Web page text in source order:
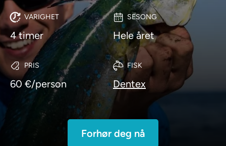
VARIGHET
4 timer
SESONG
Hele året
PRIS
60 €/person
FISK
Dentex
Forhør deg nå